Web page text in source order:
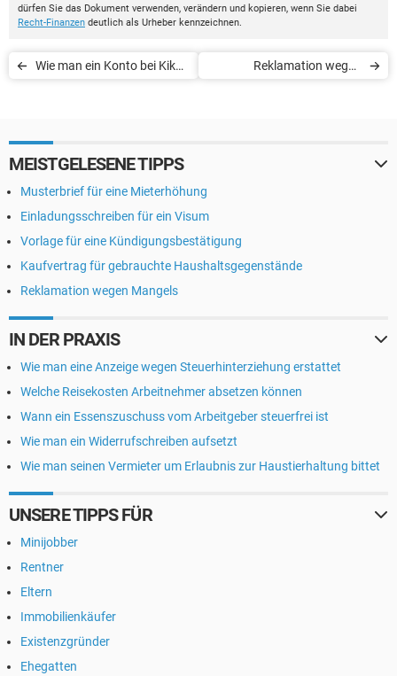
dürfen Sie das Dokument verwenden, verändern und kopieren, wenn Sie dabei
Recht-Finanzen deutlich als Urheber kennzeichnen.
Wie man ein Konto bei Kik
Reklamation wegen
MEISTGELESENE TIPPS
Musterbrief für eine Mieterhöhung
Einladungsschreiben für ein Visum
Vorlage für eine Kündigungsbestätigung
Kaufvertrag für gebrauchte Haushaltsgegenstände
Reklamation wegen Mangels
IN DER PRAXIS
Wie man eine Anzeige wegen Steuerhinterziehung erstattet
Welche Reisekosten Arbeitnehmer absetzen können
Wann ein Essenszuschuss vom Arbeitgeber steuerfrei ist
Wie man ein Widerrufschreiben aufsetzt
Wie man seinen Vermieter um Erlaubnis zur Haustierhaltung bittet
UNSERE TIPPS FÜR
Minijobber
Rentner
Eltern
Immobilienkäufer
Existenzgründer
Ehegatten